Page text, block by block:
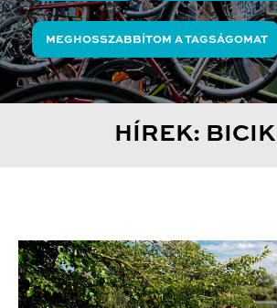
MEGHOSSZABBÍTOM A TAGSÁGOMAT
HÍREK: